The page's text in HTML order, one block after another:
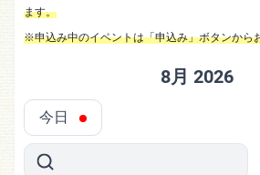
ます。
※申込み中のイベントは「申込み」ボタンから
今日
8月 2026